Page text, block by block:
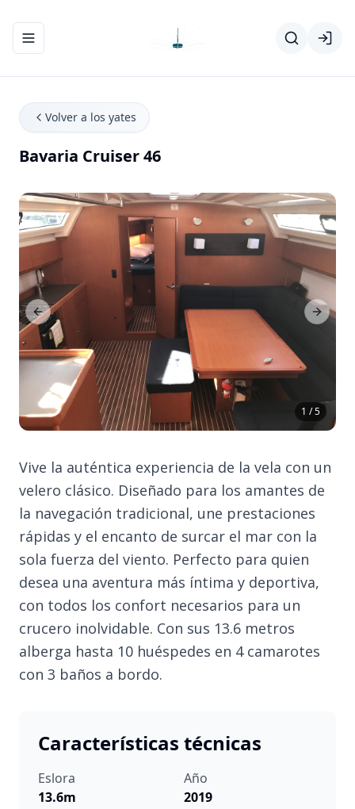
Abrir/cerrar el menú de navegación
Volver a los yates
Bavaria Cruiser 46
1 / 5
Previous Slide Next
Vive la auténtica experiencia de la vela con un
velero clásico. Diseñado para los amantes de
la navegación tradicional, une prestaciones
rápidas y el encanto de surcar el mar con la
sola fuerza del viento. Perfecto para quien
desea una aventura más íntima y deportiva,
con todos los confort necesarios para un
crucero inolvidable. Con sus 13.6 metros
alberga hasta 10 huéspedes en 4 camarotes
con 3 baños a bordo.
Características técnicas
Eslora
13.6m
Año
2019